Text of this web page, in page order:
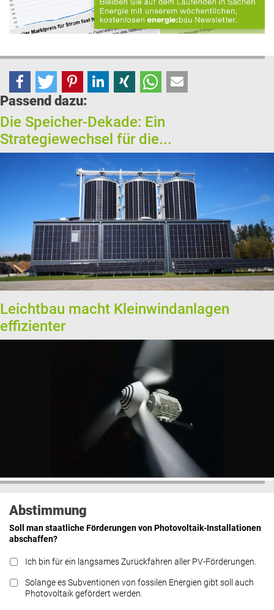
Passend dazu:
Die Speicher-Dekade: Ein
Strategiewechsel für die...
Leichtbau macht Kleinwindanlagen
effizienter
Abstimmung
Soll man staatliche Förderungen von Photovoltaik-Installationen
abschaffen?
Ich bin für ein langsames Zurückfahren aller PV-Förderungen.
Solange es Subventionen von fossilen Energien gibt soll auch
Photovoltaik gefördert werden.